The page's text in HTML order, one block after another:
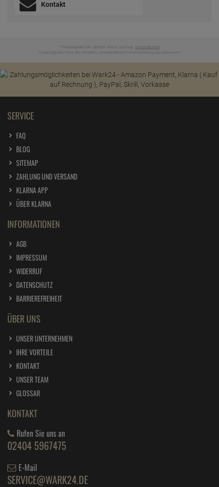
Kontakt
* Preisangaben inkl. gesetzl. MwSt. und zzgl. Versandkosten
Ursprünglicher Preis des Händlers, Unverbindliche Preisempfehlung des Herstellers
SERVICE
FAQ
BLOG
SITEMAP
ZAHLUNG UND VERSAND
KLARNA APP
ÜBER KLARNA
INFORMATIONEN
AGB
IMPRESSUM
WIDERRUF
DATENSCHUTZ
BARRIEREFREIHEIT
ÜBER UNS
UNSER UNTERNEHMEN
IHRE VORTEILE
KONTAKT
UNSER TEAM
GLOSSAR
KONTAKT
Rufen Sie uns an
02404 5967475
E-Mail
SERVICE@WARK24.DE